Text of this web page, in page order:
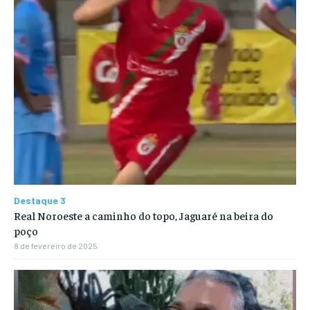
Destaque 3
Real Noroeste a caminho do topo, Jaguaré na beira do
poço
8 de fevereiro de 2025